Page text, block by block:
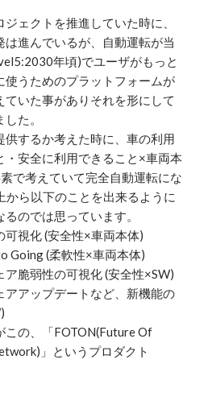
ェクトを推進していた時に、
は進んでいるが、自動運転が当
年頃)でユーザがもっと
使うためのプラットフォームが
いた事がありそれを形にして
た。
供するか考えた時に、車の利用
・安全に利用できること×車両本
で考えていて完全自動運転にな
から以下のことを出来るように
のでは思っています。
視化 (安全性×車両本体)
Going (柔軟性×車両本体)
脆弱性の可視化 (安全性×SW)
アップデートなど、新機能の
この、「FOTON(Future Of
」というプロダクト